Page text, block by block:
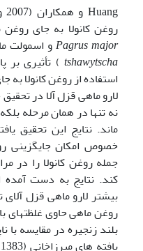
روغن کانولا به جای
Pagrus majorو اسمولت
tshawytscha
لارو ماهی قزل آلا در
نه تنها در همان مرحله
خصوص امکان جایگزینی
جمله روغن کانولا را در
کند. نتایج به دست
بیشتر لارو ماهی قزل
روغن ماهی حاوی غلظتهای
بلند زنجیره در مقایسه با